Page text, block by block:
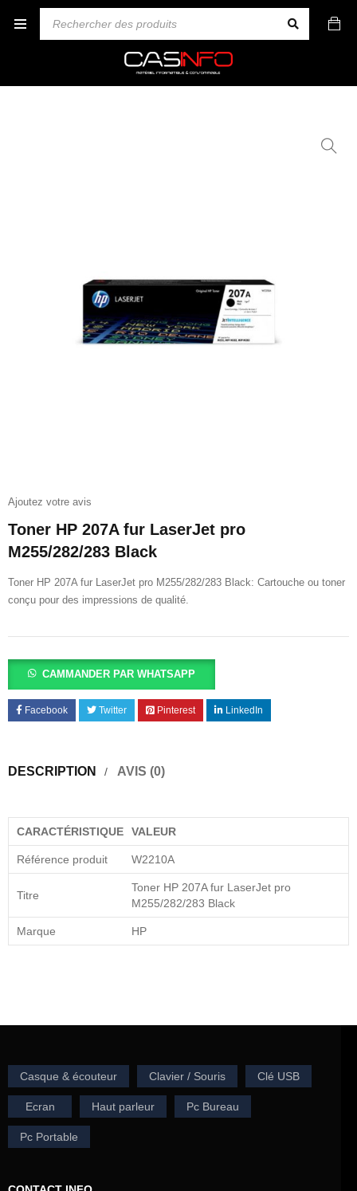
Ajoutez votre avis
Toner HP 207A fur LaserJet pro
M255/282/283 Black
Toner HP 207A fur LaserJet pro M255/282/283 Black: Cartouche ou toner
conçu pour des impressions de qualité.
CAMMANDER PAR WHATSAPP
Facebook Twitter Pinterest LinkedIn
DESCRIPTION AVIS (0)
CARACTÉRISTIQUE VALEUR
Référence produit W2210A
Titre
Toner HP 207A fur LaserJet pro
M255/282/283 Black
Marque HP
Casque & écouteur Clavier / Souris Clé USB
Ecran Haut parleur Pc Bureau
Pc Portable